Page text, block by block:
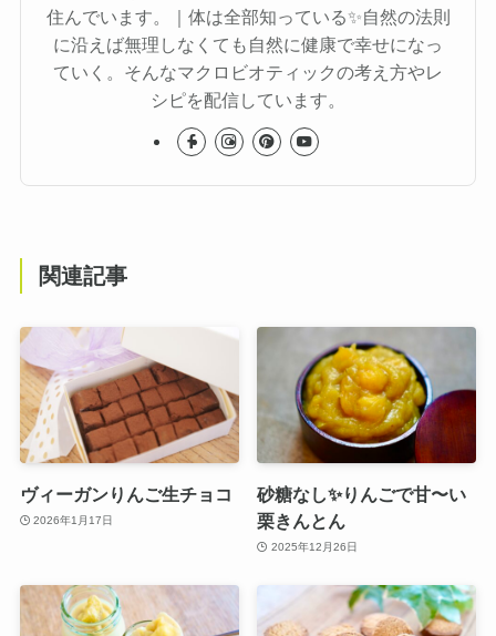
住んでいます。｜体は全部知っている✨自然の法則
に沿えば無理しなくても自然に健康で幸せになっ
ていく。そんなマクロビオティックの考え方やレ
シピを配信しています。
関連記事
ヴィーガンりんご生チョコ
2026年1月17日
砂糖なし✨りんごで甘〜い
栗きんとん
2025年12月26日